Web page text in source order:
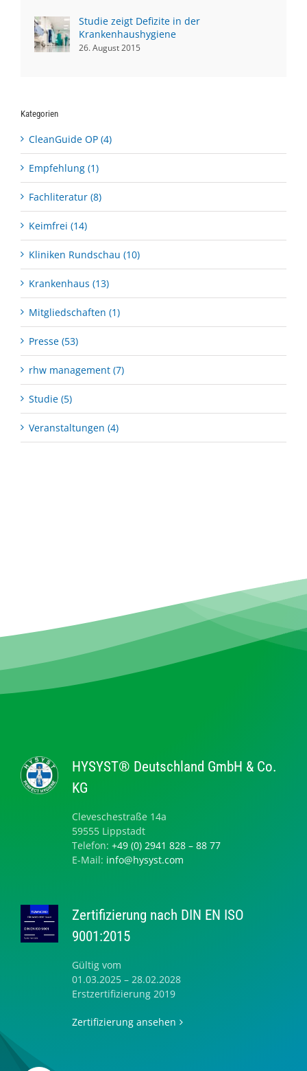
Studie zeigt Defizite in der
Krankenhaushygiene
26. August 2015
Kategorien
CleanGuide OP (4)
Empfehlung (1)
Fachliteratur (8)
Keimfrei (14)
Kliniken Rundschau (10)
Krankenhaus (13)
Mitgliedschaften (1)
Presse (53)
rhw management (7)
Studie (5)
Veranstaltungen (4)
HYSYST® Deutschland GmbH & Co.
KG
Cleveschestraße 14a
59555 Lippstadt
Telefon: +49 (0) 2941 828 – 88 77
E-Mail: info@hysyst.com
Zertifizierung nach DIN EN ISO
9001:2015
Gültig vom
01.03.2025 – 28.02.2028
Erstzertifizierung 2019
Zertifizierung ansehen